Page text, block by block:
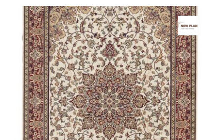
παραλλαγές.
Οι
επιλογές
μπορούν
να
επιλεγούν
στη
σελίδα
του
προϊόντος